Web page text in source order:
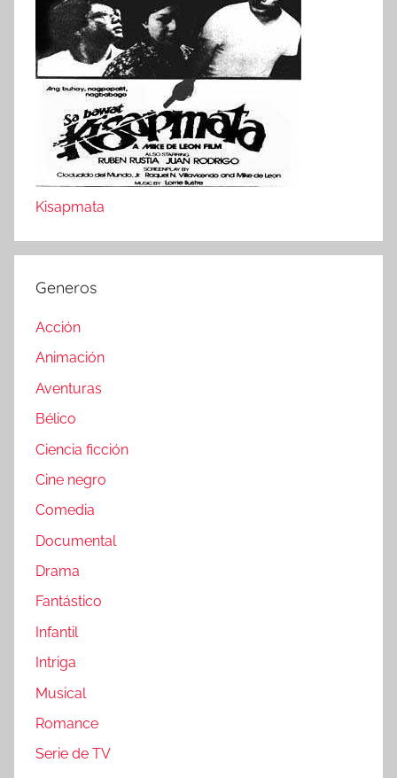
Kisapmata
Generos
Acción
Animación
Aventuras
Bélico
Ciencia ficción
Cine negro
Comedia
Documental
Drama
Fantástico
Infantil
Intriga
Musical
Romance
Serie de TV